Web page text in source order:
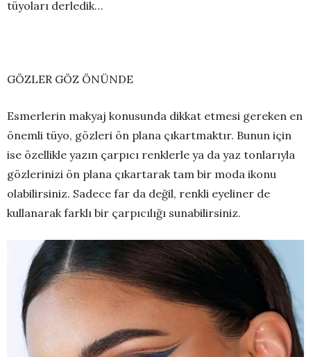
tüyoları derledik…
GÖZLER GÖZ ÖNÜNDE
Esmerlerin makyaj konusunda dikkat etmesi gereken en
önemli tüyo, gözleri ön plana çıkartmaktır. Bunun için
ise özellikle yazın çarpıcı renklerle ya da yaz tonlarıyla
gözlerinizi ön plana çıkartarak tam bir moda ikonu
olabilirsiniz. Sadece far da değil, renkli eyeliner de
kullanarak farklı bir çarpıcılığı sunabilirsiniz.